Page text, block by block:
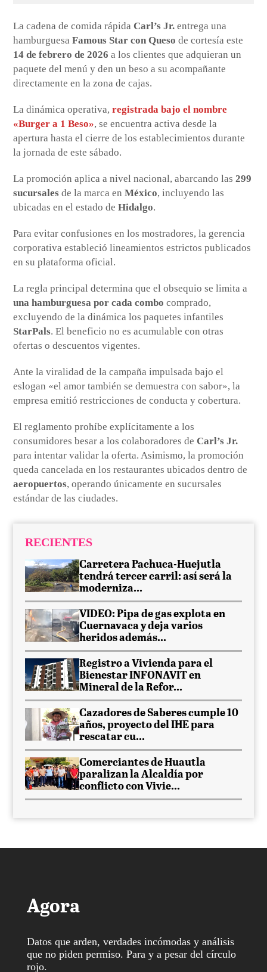
La cadena de comida rápidaCarl’s Jr. entrega una
hamburguesaFamous Star con Queso de cortesía este
14 de febrero de 2026 a los clientes que adquieran un
paquete del menú y den un beso a su acompañante
directamente en la zona de cajas.
La dinámica operativa,registrada bajo el nombre
«Burger a 1 Beso», se encuentra activa desde la
apertura hasta el cierre de los establecimientos durante
la jornada de este sábado.
La promoción aplica a nivel nacional, abarcando las299
sucursales de la marca enMéxico, incluyendo las
ubicadas en el estado deHidalgo.
Para evitar confusiones en los mostradores, la gerencia
corporativa estableció lineamientos estrictos publicados
en su plataforma oficial.
La regla principal determina que el obsequio se limita a
una hamburguesa por cada combo comprado,
excluyendo de la dinámica los paquetes infantiles
StarPals. El beneficio no es acumulable con otras
ofertas o descuentos vigentes.
Ante la viralidad de la campaña impulsada bajo el
eslogan «el amor también se demuestra con sabor», la
empresa emitió restricciones de conducta y cobertura.
El reglamento prohíbe explícitamente a los
consumidores besar a los colaboradores deCarl’s Jr.
para intentar validar la oferta. Asimismo, la promoción
queda cancelada en los restaurantes ubicados dentro de
aeropuertos, operando únicamente en sucursales
estándar de las ciudades.
RECIENTES
Carretera Pachuca-Huejutla
tendrá tercer carril: así será la
moderniza...
VIDEO: Pipa de gas explota en
Cuernavaca y deja varios
heridos además...
Registro a Vivienda para el
Bienestar INFONAVIT en
Mineral de la Refor...
Cazadores de Saberes cumple 10
años, proyecto del IHE para
rescatar cu...
Comerciantes de Huautla
paralizan la Alcaldía por
conflicto con Vivie...
Agora
Datos que arden, verdades incómodas y análisis
que no piden permiso. Para y a pesar del círculo
rojo.